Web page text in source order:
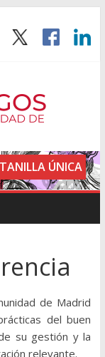
ÚNICA
de Madrid
del buen
su gestión y la
relevante.